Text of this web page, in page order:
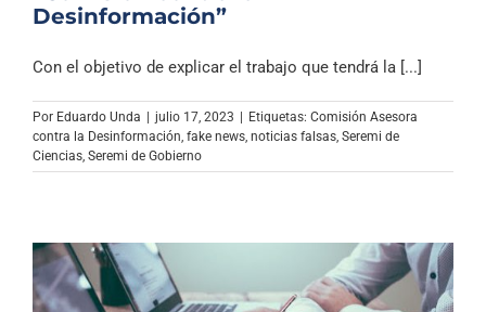
Desinformación”
Con el objetivo de explicar el trabajo que tendrá la [...]
Por Eduardo Unda julio 17, 2023 Etiquetas: Comisión Asesora
contra la Desinformación, fake news, noticias falsas, Seremi de
Ciencias, Seremi de Gobierno